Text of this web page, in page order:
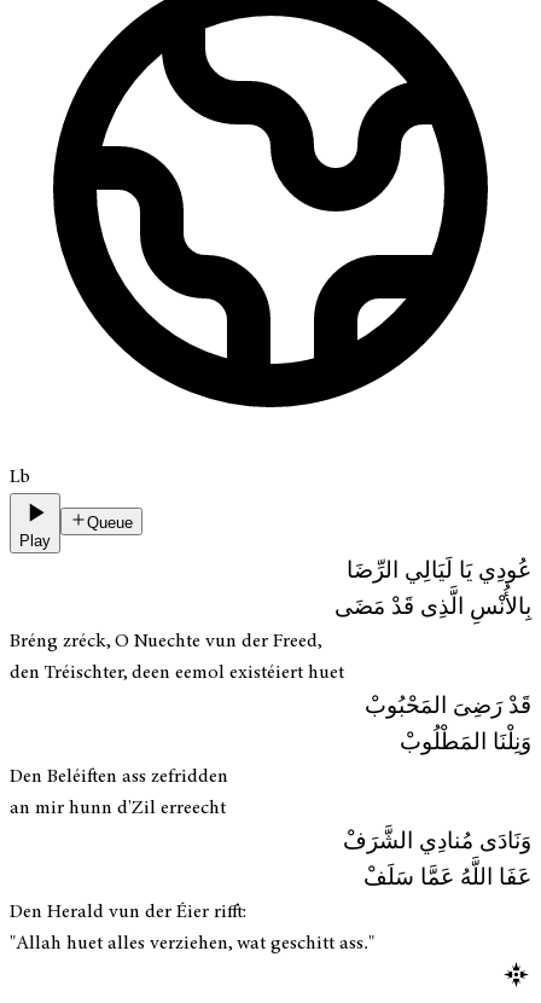
Lb
Play
Queue
عُودِي يَا لَيَالِي الرِّضَا
بِالأُنْسِ الَّذِى قَدْ مَضَى
Bréng zréck, O Nuechte vun der Freed,
den Tréischter, deen eemol existéiert huet
قَدْ رَضِىَ المَحْبُوبْ
وَنِلْنَا المَطْلُوبْ
Den Beléiften ass zefridden
an mir hunn d'Zil erreecht
وَنَادَى مُنادِي الشَّرَفْ
عَفَا اللَّهُ عَمَّا سَلَفْ
Den Herald vun der Éier rifft:
"Allah huet alles verziehen, wat geschitt ass."